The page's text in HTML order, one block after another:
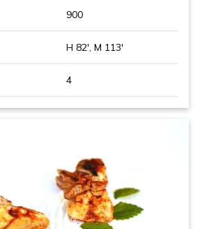
900
H 82', M 113'
4